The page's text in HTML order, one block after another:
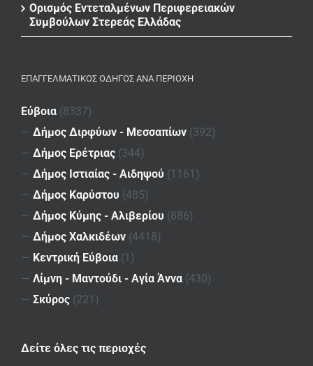
Ορισμός Εντεταλμένων Περιφερειακών
Συμβούλων Στερεάς Ελλάδας
ΕΠΑΓΓΕΛΜΑΤΙΚΌΣ ΟΔΗΓΌΣ ΑΝΆ ΠΕΡΙΟΧΉ
Εύβοια (8337)
— Δήμος Διρφύων - Μεσσαπίων (392)
— Δήμος Ερέτριας (344)
— Δήμος Ιστιαίας - Αιδηψού (1161)
— Δήμος Καρύστου (485)
— Δήμος Κύμης - Αλιβερίου (886)
— Δήμος Χαλκιδέων (4418)
— Κεντρική Εύβοια (1)
— Λίμνη - Μαντούδι - Αγία Άννα (430)
— Σκύρος (221)
Δείτε όλες τις περιοχές